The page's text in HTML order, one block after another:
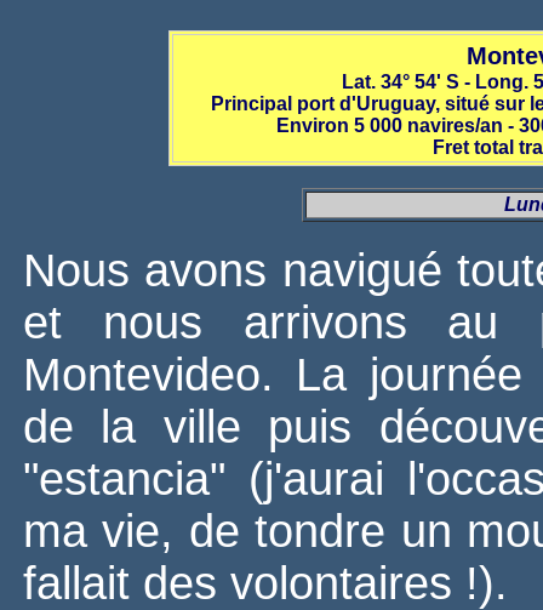
Lat. 34° 54' S - Long.
Principal port d'Uruguay, situé sur
Environ 5 000 navires/an -
Fret total
Nous avons navigué
et nous arrivons
Montevideo. La
de la ville puis
"estancia" (j'aurai
ma vie, de tondre un
fallait des volontaires !).